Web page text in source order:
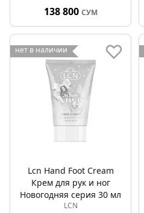
138 800 СУМ
нет в наличии
Lcn Hand Foot Cream
Крем для рук и ног
Новогодняя серия 30 мл
LCN